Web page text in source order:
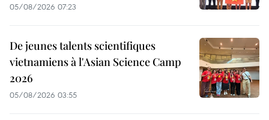
05/08/2026 07:23
De jeunes talents scientifiques
vietnamiens à l'Asian Science Camp
2026
05/08/2026 03:55